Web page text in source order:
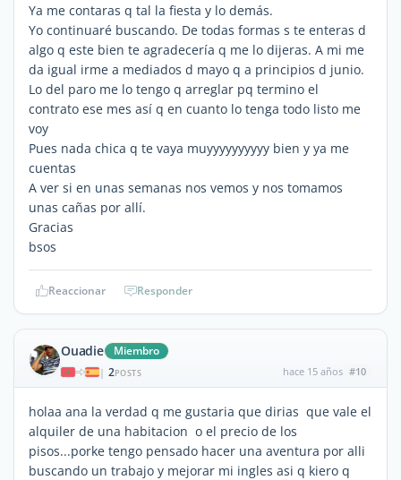
Ya me contaras q tal la fiesta y lo demás.
Yo continuaré buscando. De todas formas s te enteras d
algo q este bien te agradecería q me lo dijeras. A mi me
da igual irme a mediados d mayo q a principios d junio.
Lo del paro me lo tengo q arreglar pq termino el
contrato ese mes así q en cuanto lo tenga todo listo me
voy
Pues nada chica q te vaya muyyyyyyyyyy bien y ya me
cuentas
A ver si en unas semanas nos vemos y nos tomamos
unas cañas por allí.
Gracias
bsos
Reaccionar Responder
Ouadie Miembro
| 2POSTS hace 15 años #10
holaa ana la verdad q me gustaria que dirias que vale el
alquiler de una habitacion o el precio de los
pisos...porke tengo pensado hacer una aventura por alli
buscando un trabajo y mejorar mi ingles asi q kiero q